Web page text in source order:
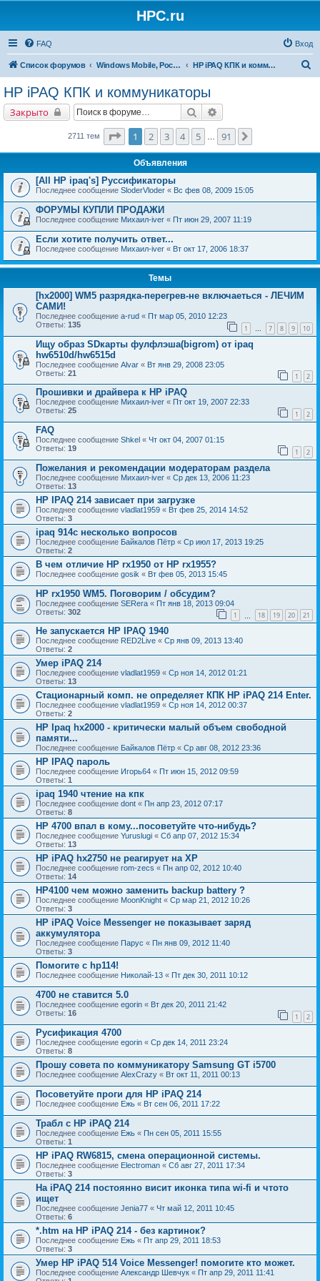
HPC.ru
FAQ Вход
Список форумов Windows Mobile, Pocket PC, MS Smartphone HP iPAQ КПК и коммуникаторы
HP iPAQ КПК и коммуникаторы
Закрыто Поиск
2711 тем Страница1 из
1 2 3 4 5 91
Объявления
[All HP ipaq's] Руссификаторы
Последнее сообщение SloderVloder « Вс фев 08, 2009 15:05
ФОРУМЫ КУПЛИ ПРОДАЖИ
Последнее сообщение Михаил-iver « Пт июн 29, 2007 11:19
Если хотите получить ответ...
Последнее сообщение Михаил-iver « Вт окт 17, 2006 18:37
Темы
[hx2000] WM5 разрядка-перегрев-не включаеться - ЛЕЧИМ
САМИ!
Последнее сообщение a-rud « Пт мар 05, 2010 12:23
Ответы: 135 1 … 7 8 9 10
Ищу образ SDкарты фулфлэша(bigrom) от ipaq
hw6510d/hw6515d
Последнее сообщение Alvar « Вт янв 29, 2008 23:05
Ответы: 21 1 2
Прошивки и драйвера к НР iPAQ
Последнее сообщение Михаил-iver « Пт окт 19, 2007 22:33
Ответы: 25 1 2
FAQ
Последнее сообщение Shkel « Чт окт 04, 2007 01:15
Ответы: 19 1 2
Пожелания и рекомендации модераторам раздела
Последнее сообщение Михаил-iver « Ср дек 13, 2006 11:23
Ответы: 13
HP IPAQ 214 зависает при загрузке
Последнее сообщение vladlat1959 « Вт фев 25, 2014 14:52
Ответы: 3
ipaq 914c несколько вопросов
Последнее сообщение Байкалов Пётр « Ср июл 17, 2013 19:25
Ответы: 2
В чем отличие HP rx1950 от HP rx1955?
Последнее сообщение gosik « Вт фев 05, 2013 15:45
HP rx1950 WM5. Поговорим / обсудим?
Последнее сообщение SERега « Пт янв 18, 2013 09:04
Ответы: 302 1 18 19 20 21
Не запускается HP IPAQ 1940
Последнее сообщение RED2Live « Ср янв 09, 2013 13:40
Ответы: 2
Умер iPAQ 214
Последнее сообщение vladlat1959 « Ср ноя 14, 2012 01:21
Ответы: 13
Стационарный комп. не определяет КПК HP iPAQ 214 Enter.
Последнее сообщение vladlat1959 « Ср ноя 14, 2012 00:37
Ответы: 2
HP Ipaq hx2000 - критически малый объем свободной
памяти...
Последнее сообщение Байкалов Пётр « Ср авг 08, 2012 23:36
HP IPAQ пароль
Последнее сообщение Игорь64 « Пт июн 15, 2012 09:59
Ответы: 1
ipaq 1940 чтение на кпк
Последнее сообщение dont « Пн апр 23, 2012 07:17
Ответы: 8
HP 4700 впал в кому...посоветуйте что-нибудь?
Последнее сообщение Yuruslugi « Сб апр 07, 2012 15:34
Ответы: 13
HP iPAQ hx2750 не реагирует на ХР
Последнее сообщение rom-zecs « Пн апр 02, 2012 10:40
Ответы: 14
HP4100 чем можно заменить backup battery ?
Последнее сообщение MoonKnight « Ср мар 21, 2012 10:26
Ответы: 3
HP iPAQ Voice Messenger не показывает заряд
аккумулятора
Последнее сообщение Парус « Пн янв 09, 2012 11:40
Ответы: 3
Помогите с hp114!
Последнее сообщение Николай-13 « Пт дек 30, 2011 10:12
4700 не ставится 5.0
Последнее сообщение egorin « Вт дек 20, 2011 21:42
Ответы: 16 1 2
Русификация 4700
Последнее сообщение egorin « Ср дек 14, 2011 23:24
Ответы: 8
Прошу совета по коммуникатору Samsung GT i5700
Последнее сообщение AlexCrazy « Вт окт 11, 2011 00:13
Посоветуйте проги для НР iPAQ 214
Последнее сообщение Ежь « Вт сен 06, 2011 17:22
Трабл с HP iPAQ 214
Последнее сообщение Ежь « Пн сен 05, 2011 15:55
Ответы: 1
HP iPAQ RW6815, смена операционной системы.
Последнее сообщение Electroman « Сб авг 27, 2011 17:34
Ответы: 3
На iPAQ 214 постоянно висит иконка типа wi-fi и чтото
ищет
Последнее сообщение Jenia77 « Чт май 12, 2011 10:45
Ответы: 6
*.htm на HP iPAQ 214 - без картинок?
Последнее сообщение Ежь « Пт апр 29, 2011 18:53
Ответы: 3
Умер HP iPAQ 514 Voice Messenger! помогите кто может.
Последнее сообщение Александр Шевчук « Пт апр 29, 2011 11:41